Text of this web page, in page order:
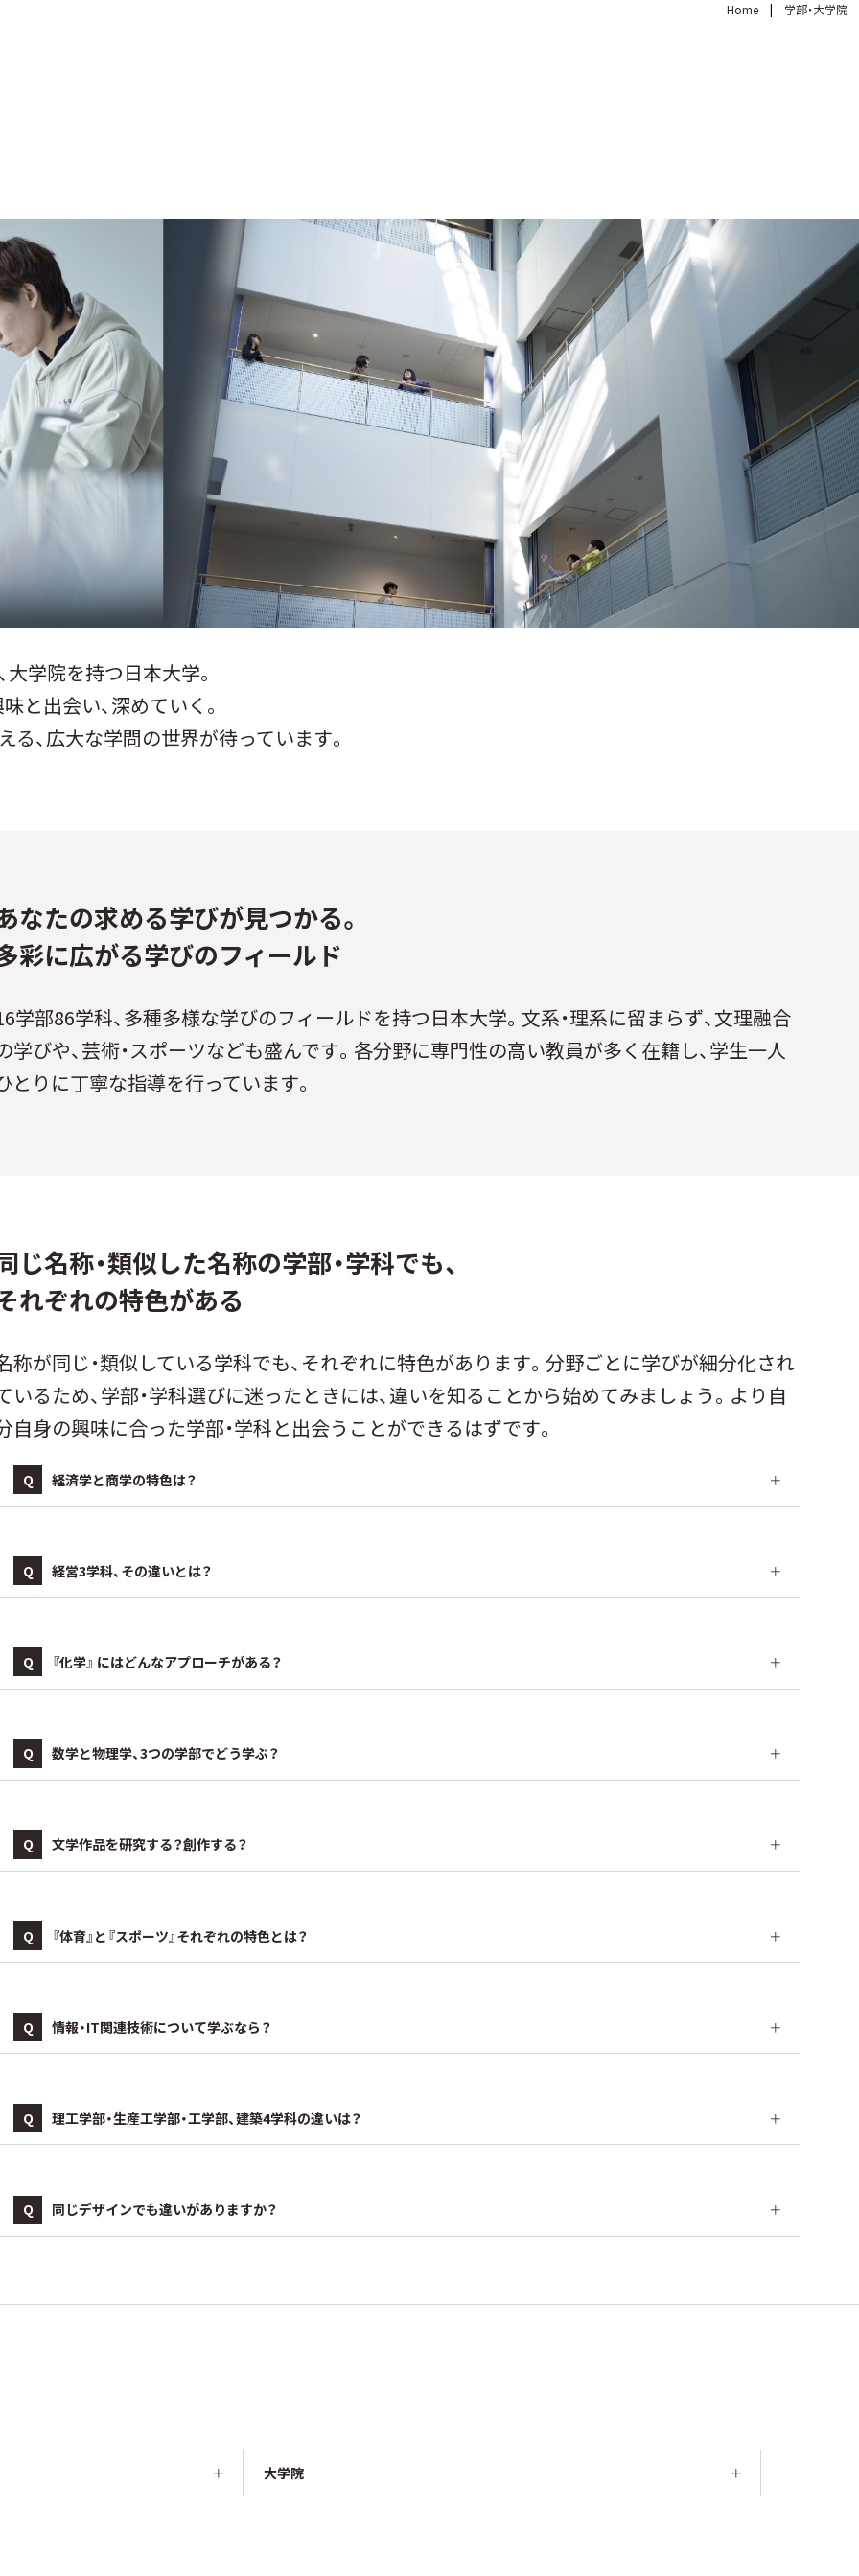
Home 学部・大学院
大学院を持つ日本大学。
と出会い、深めていく。
る、広大な学問の世界が待っています。
なたの求める学びが見つかる。
彩に広がる学びのフィールド
学部86学科、多種多様な学びのフィールドを持つ日本大学。文系・理系に留まらず、文理融合
学びや、芸術・スポーツなども盛んです。各分野に専門性の高い教員が多く在籍し、学生一人
とりに丁寧な指導を行っています。
じ名称・類似した名称の学部・学科でも、
れぞれの特色がある
称が同じ・類似している学科でも、それぞれに特色があります。分野ごとに学びが細分化され
いるため、学部・学科選びに迷ったときには、違いを知ることから始めてみましょう。より自
自身の興味に合った学部・学科と出会うことができるはずです。
Q 経済学と商学の特色は？
Q 経営3学科、その違いとは？
Q 『化学』 にはどんなアプローチがある？
Q 数学と物理学、3つの学部でどう学ぶ？
Q 文学作品を研究する？創作する？
Q 『体育』と『スポーツ』それぞれの特色とは？
Q 情報・IT関連技術について学ぶなら？
Q 理工学部・生産工学部・工学部、建築4学科の違いは？
Q 同じデザインでも違いがありますか？
大学院